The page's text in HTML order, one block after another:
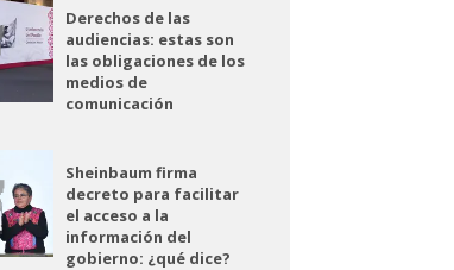
Derechos de las
audiencias: estas son
las obligaciones de los
medios de
comunicación
Sheinbaum firma
decreto para facilitar
el acceso a la
información del
gobierno: ¿qué dice?